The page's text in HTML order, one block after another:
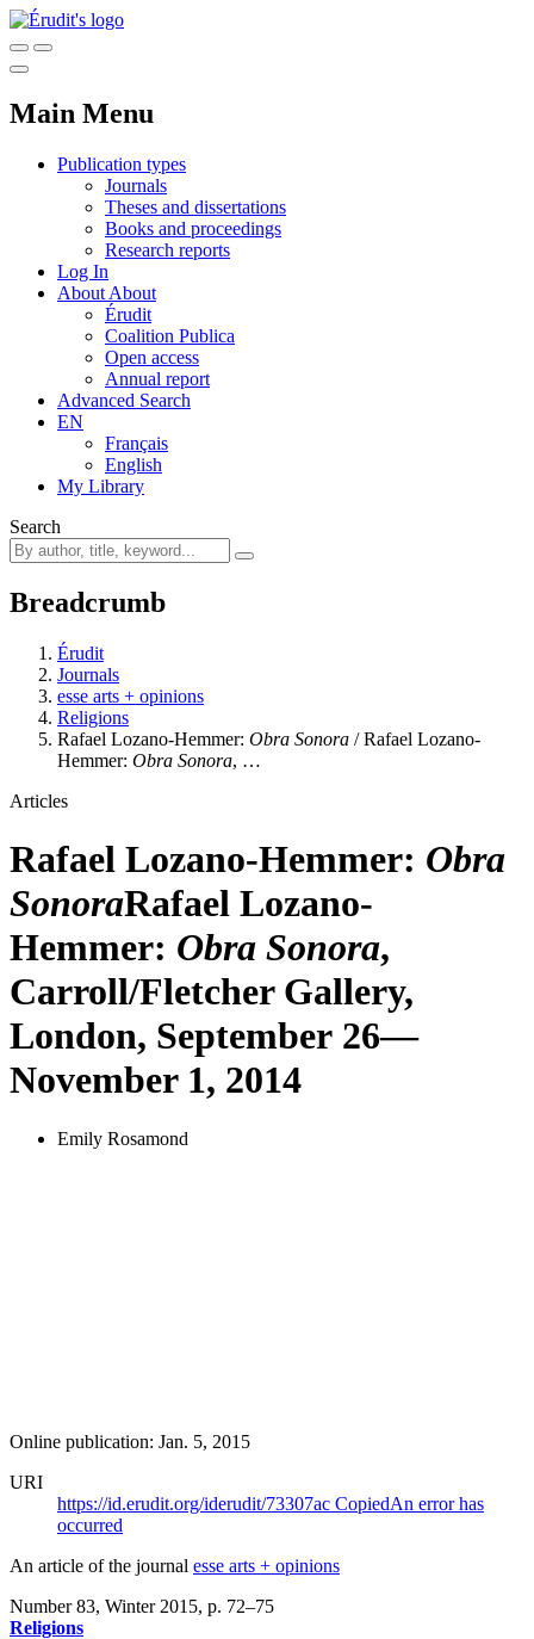
Main Menu
Publication types
Journals
Theses and dissertations
Books and proceedings
Research reports
Log In
About About
Érudit
Coalition Publica
Open access
Annual report
Advanced Search
EN
Français
English
My Library
Search
Breadcrumb
Érudit
Journals
esse arts + opinions
Religions
Rafael Lozano-Hemmer: Obra Sonora / Rafael Lozano-
Hemmer: Obra Sonora, …
Articles
Rafael Lozano-Hemmer: Obra
SonoraRafael Lozano-
Hemmer: Obra Sonora,
Carroll/Fletcher Gallery,
London, September 26—
November 1, 2014
Emily Rosamond
Online publication: Jan. 5, 2015
URI
https://id.erudit.org/iderudit/73307ac CopiedAn error has
occurred
An article of the journal esse arts + opinions
Number 83, Winter 2015, p. 72–75
Religions